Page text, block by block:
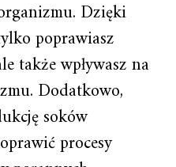
Dzięki
poprawiasz
także wpływasz na
Dodatkowo,
soków
procesy